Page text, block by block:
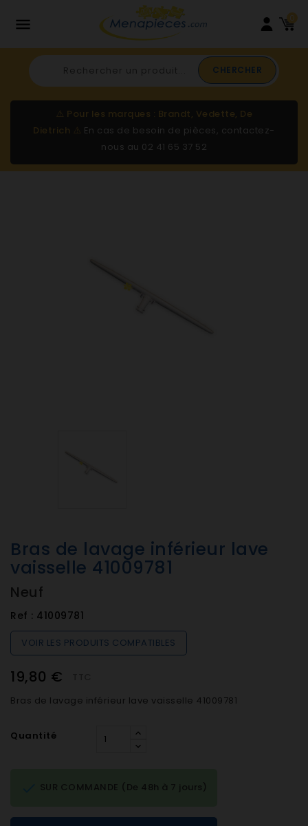
 0
CHERCHER
⚠️ Pour les marques : Brandt, Vedette, De
Dietrich ⚠️ En cas de besoin de pièces, contactez-
nous au 02 41 65 37 52
Bras de lavage inférieur lave
vaisselle 41009781
Neuf
Ref : 41009781
VOIR LES PRODUITS COMPATIBLES
19,80 €
Bras de lavage inférieur lave vaisselle 41009781
Quantité
SUR COMMANDE (De 48h à 7 jours)